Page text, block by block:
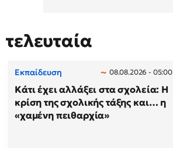
τελευταία
Εκπαίδευση 08.08.2026 - 05:00
Κάτι έχει αλλάξει στα σχολεία: H
κρίση της σχολικής τάξης και… η
«χαμένη πειθαρχία»